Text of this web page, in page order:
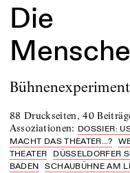
Die
88 Druckseiten,40
Assoziationen: DOSSIER:
MACHT DAS THEATER...?
THEATER
DÜSSELDORFER
BADEN
SCHAUBÜHNE AM